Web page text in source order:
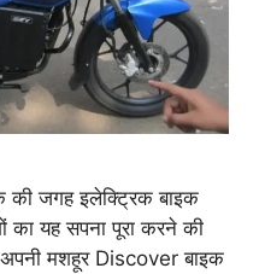
की जगह इलेक्ट्रिक बाइक
का यह सपना पूरा करने की
मशहूर Discover बाइक